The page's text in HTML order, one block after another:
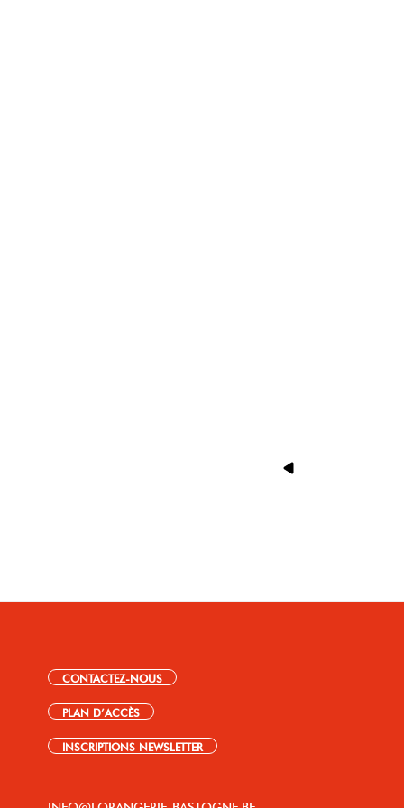
CONTACTEZ-NOUS
PLAN D’ACCÈS
INSCRIPTIONS NEWSLETTER
INFO@LORANGERIE-BASTOGNE.BE